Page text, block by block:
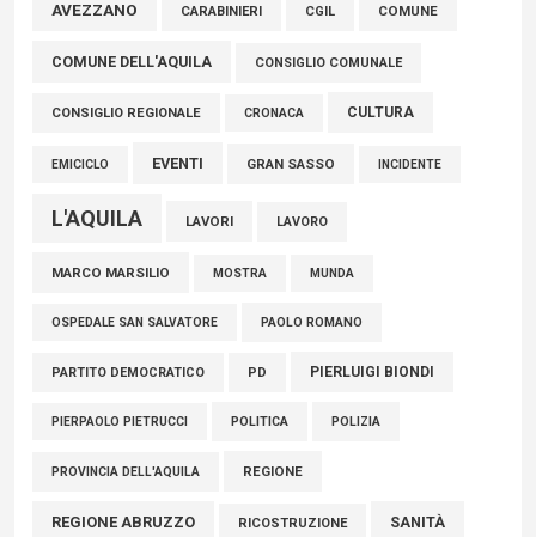
Marcinelle, Verrecchia (FdI): "Un minuto di raccoglimento in
connazionali tra cui molti abruzzesi"
06 Agosto 2026
AVEZZANO CARABINIERI CGIL COMUNE
COMUNE DELL'AQUILA CONSIGLIO COMUNALE
CONSIGLIO REGIONALE CRONACA CULTURA
EMICICLO EVENTI GRAN SASSO INCIDENTE
L'AQUILA LAVORI LAVORO
MARCO MARSILIO MOSTRA MUNDA
OSPEDALE SAN SALVATORE PAOLO ROMANO
PARTITO DEMOCRATICO PD PIERLUIGI BIONDI
PIERPAOLO PIETRUCCI POLITICA POLIZIA
PROVINCIA DELL'AQUILA REGIONE
REGIONE ABRUZZO RICOSTRUZIONE SANITÀ